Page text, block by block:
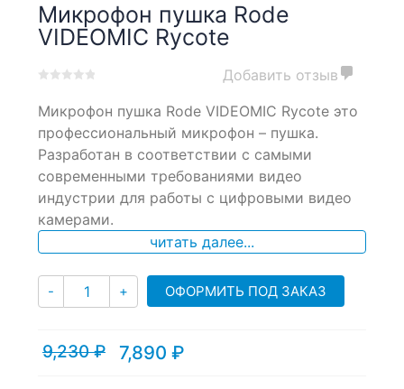
Микрофон пушка Rode
VIDEOMIC Rycote
out
based
on
customer
ratings
Добавить отзыв
Микрофон пушка Rode VIDEOMIC Rycote это
профессиональный микрофон – пушка.
Разработан в соответствии с самыми
современными требованиями видео
индустрии для работы с цифровыми видео
камерами.
читать далее...
- Количество
+ ОФОРМИТЬ ПОД ЗАКАЗ
9,230₽
Первоначальная7,890 ₽
Текущая